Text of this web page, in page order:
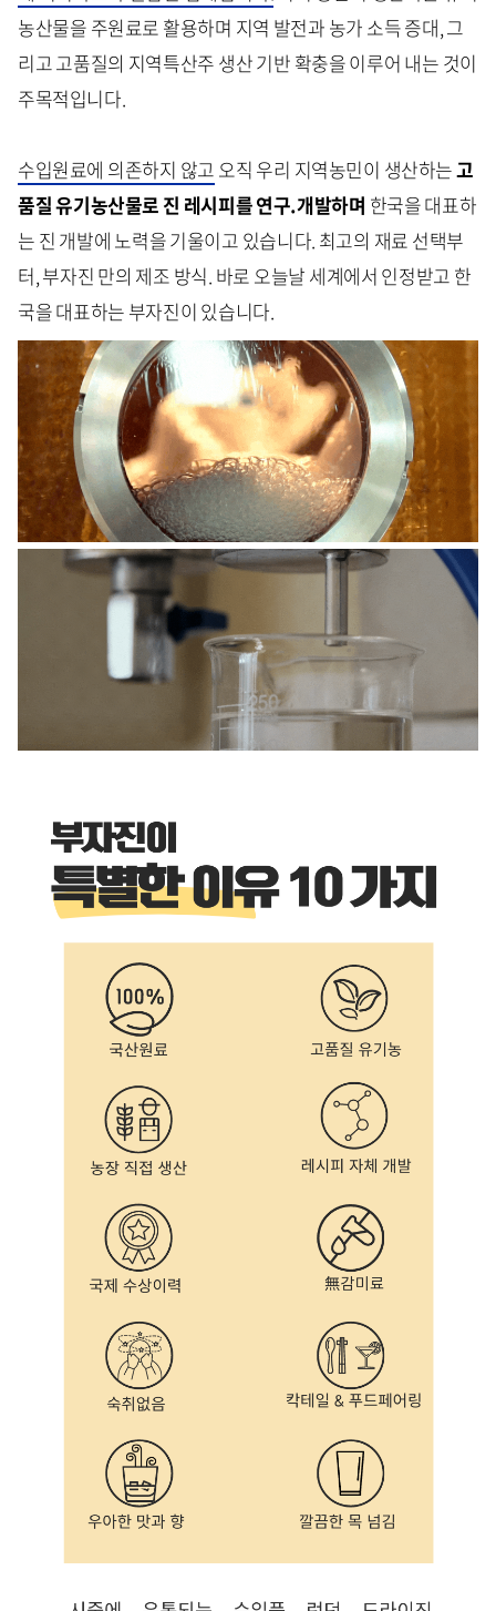
농산물을 주원료로 활용하며 지역 발전과 농가 소득 증대, 그
리고 고품질의 지역특산주 생산 기반 확충을 이루어 내는 것이
주목적입니다.
수입원료에 의존하지 않고 오직 우리 지역농민이 생산하는고
품질 유기농산물로 진 레시피를 연구.개발하며 한국을 대표하
는 진 개발에 노력을 기울이고 있습니다. 최고의 재료 선택부
터, 부자진 만의 제조 방식. 바로 오늘날 세계에서 인정받고 한
국을 대표하는 부자진이 있습니다.